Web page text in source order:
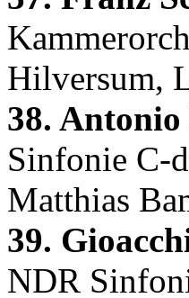
Hilversum,
38. Antonio
Sinfonie C-
Matthias
39.
NDR